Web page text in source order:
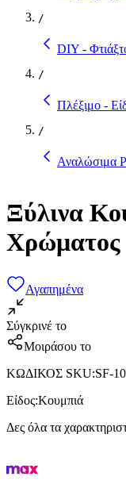
/
DIY -
/
Πλέξιμο -
/
Αναλώσιμα
Ξύλινα
Χρώματος
Αγαπημένα
Σύγκρινέ το
Μοιράσου το
ΚΩΔΙΚΟΣ SKU:SF-
Είδος:Κουμπιά
Δες όλα τα